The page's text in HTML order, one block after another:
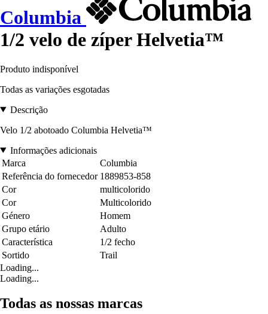
Columbia
1/2 velo de zíper Helvetia™
Produto indisponível
Todas as variações esgotadas
Descrição
Velo 1/2 abotoado Columbia Helvetia™
Informações adicionais
Marca
Columbia
Referência do fornecedor 1889853-858
Cor
multicolorido
Cor
Multicolorido
Género
Homem
Grupo etário
Adulto
Característica
1/2 fecho
Sortido
Trail
Loading...
Loading...
Todas as nossas marcas